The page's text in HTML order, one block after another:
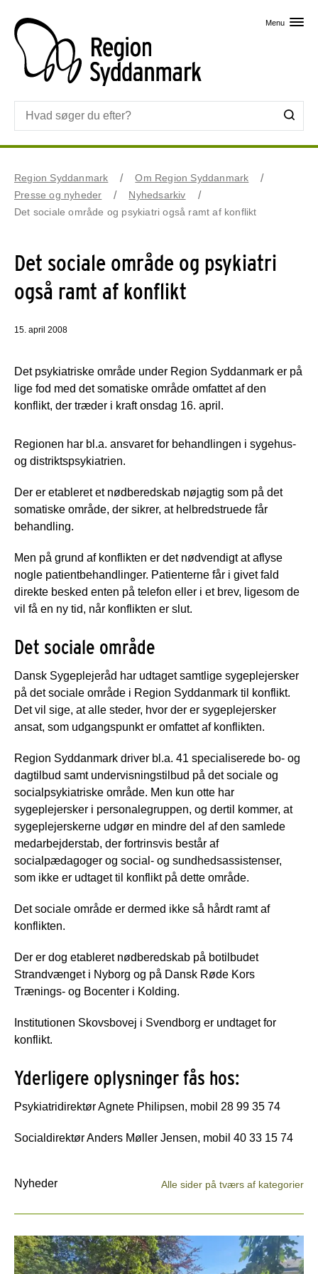
Menu
Region Syddanmark
Om Region Syddanmark
Presse og nyheder
Nyhedsarkiv
Det sociale område og psykiatri også ramt af konflikt
Det sociale område og psykiatri
også ramt af konflikt
15. april 2008
Det psykiatriske område under Region Syddanmark er på
lige fod med det somatiske område omfattet af den
konflikt, der træder i kraft onsdag 16. april.
Regionen har bl.a. ansvaret for behandlingen i sygehus-
og distriktspsykiatrien.
Der er etableret et nødberedskab nøjagtig som på det
somatiske område, der sikrer, at helbredstruede får
behandling.
Men på grund af konflikten er det nødvendigt at aflyse
nogle patientbehandlinger. Patienterne får i givet fald
direkte besked enten på telefon eller i et brev, ligesom de
vil få en ny tid, når konflikten er slut.
Det sociale område
Dansk Sygeplejeråd har udtaget samtlige sygeplejersker
på det sociale område i Region Syddanmark til konflikt.
Det vil sige, at alle steder, hvor der er sygeplejersker
ansat, som udgangspunkt er omfattet af konflikten.
Region Syddanmark driver bl.a. 41 specialiserede bo- og
dagtilbud samt undervisningstilbud på det sociale og
socialpsykiatriske område. Men kun otte har
sygeplejersker i personalegruppen, og dertil kommer, at
sygeplejerskerne udgør en mindre del af den samlede
medarbejderstab, der fortrinsvis består af
socialpædagoger og social- og sundhedsassistenser,
som ikke er udtaget til konflikt på dette område.
Det sociale område er dermed ikke så hårdt ramt af
konflikten.
Der er dog etableret nødberedskab på botilbudet
Strandvænget i Nyborg og på Dansk Røde Kors
Trænings- og Bocenter i Kolding.
Institutionen Skovsbovej i Svendborg er undtaget for
konflikt.
Yderligere oplysninger fås hos:
Psykiatridirektør Agnete Philipsen, mobil 28 99 35 74
Socialdirektør Anders Møller Jensen, mobil 40 33 15 74
Nyheder Alle sider på tværs af kategorier